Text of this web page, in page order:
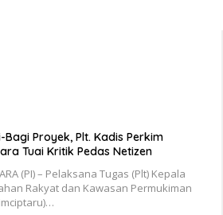
Proyek, Plt. Kadis Perkim
Tuai Kritik Pedas Netizen
(PI) – Pelaksana Tugas (Plt) Kepala
Rakyat dan Kawasan Permukiman